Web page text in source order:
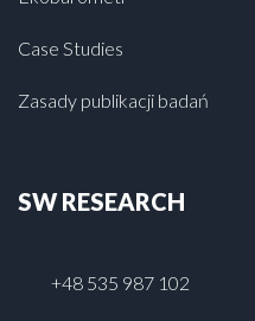
Case Studies
Zasady publikacji badań
SW RESEARCH
+48 535 987 102